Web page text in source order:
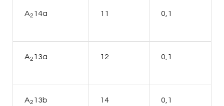
A2 14a 11 0,1
A2 13a 12 0,1
A2 13b 14 0,1